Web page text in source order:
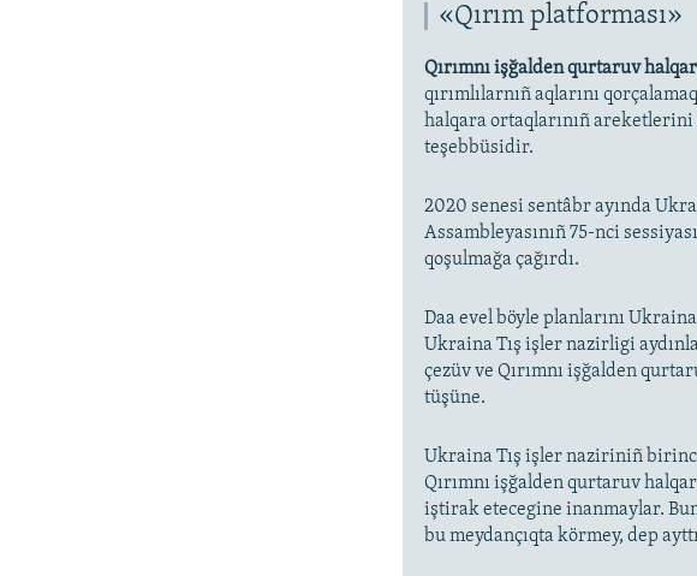
«Qırım platforması»
Qırımnı işğalden qurtaruv
qırımlılarnıñ aqlarını
halqara ortaqlarınıñ
teşebbüsidir.
2020 senesi sentâbr ayında
Assambleyasınıñ 75-nci
qoşulmağa çağırdı.
Daa evel böyle planlarını
Ukraina Tış işler nazirligi
çezüv ve Qırımnı işğalden
tüşüne.
Ukraina Tış işler naziriniñ
Qırımnı işğalden qurtaruv
iştirak etecegine inanmaylar.
bu meydançıqta körmey, dep